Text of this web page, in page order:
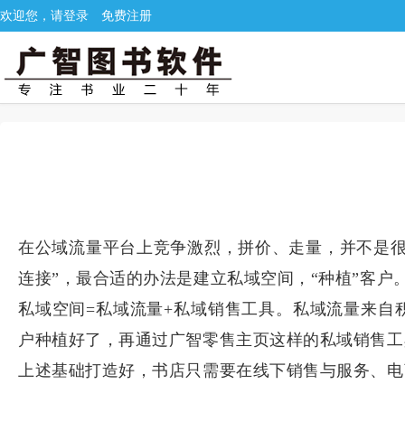
欢迎您，请登录 免费注册
在公域流量平台上竞争激烈，拼价、走量，并不是
连接”，最合适的办法是建立私域空间，“种植”客户
私域空间=私域流量+私域销售工具。私域流量来
户种植好了，再通过广智零售主页这样的私域销售
上述基础打造好，书店只需要在线下销售与服务、